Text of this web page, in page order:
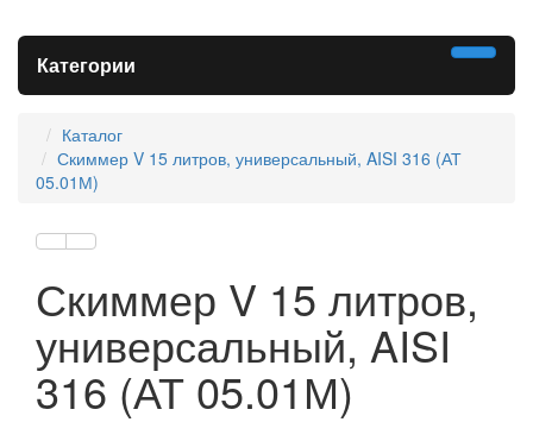
Категории
Каталог
Скиммер V 15 литров, универсальный, AISI 316 (АТ
05.01М)
Скиммер V 15 литров,
универсальный, AISI
316 (АТ 05.01М)